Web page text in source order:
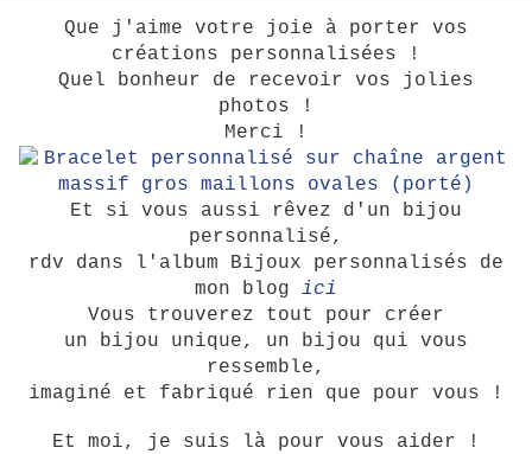
Que j'aime votre joie à porter vos
créations personnalisées !
Quel bonheur de recevoir vos jolies
photos !
Merci !
Et si vous aussi rêvez d'un bijou
personnalisé,
rdv dans l'album Bijoux personnalisés de
mon blog ici
Vous trouverez tout pour créer
un bijou unique, un bijou qui vous
ressemble,
imaginé et fabriqué rien que pour vous !
Et moi, je suis là pour vous aider !